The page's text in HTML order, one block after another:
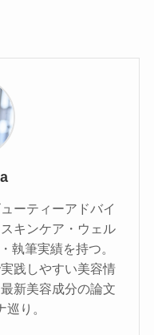
ーティーアドバイ
キンケア・ウェル
執筆実績を持つ。
践しやすい美容情
新美容成分の論文
り。